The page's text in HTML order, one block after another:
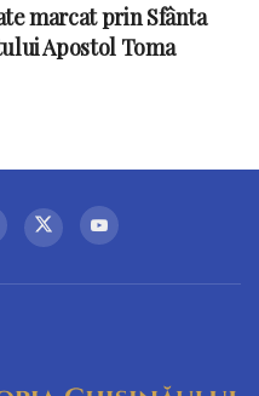
marcat prin Sfânta
Apostol Toma